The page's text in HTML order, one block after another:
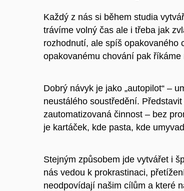
Každý z nás si během studia
trávíme volný čas ale i třeba jak
rozhodnutí, ale spíš opakovaného
opakovanému chování pak říkáme
Dobrý návyk je jako „autopilot“ –
neustálého soustředění.
zautomatizovaná činnost – bez
je kartáček, kde pasta, kde
Stejným způsobem jde vytvářet i
nás vedou k prokrastinaci,
neodpovídají našim cílům a které